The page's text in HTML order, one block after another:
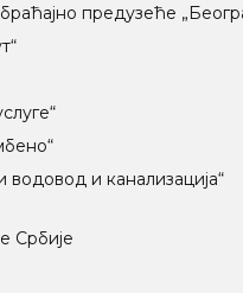
предузеће
и канализација“
Србије